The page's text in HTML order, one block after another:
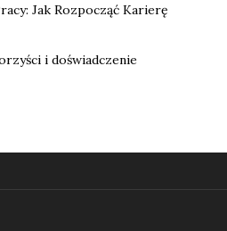
Jak Rozpocząć Karierę
i doświadczenie